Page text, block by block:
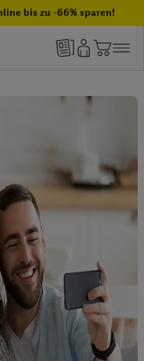
bis zu -66% sparen!